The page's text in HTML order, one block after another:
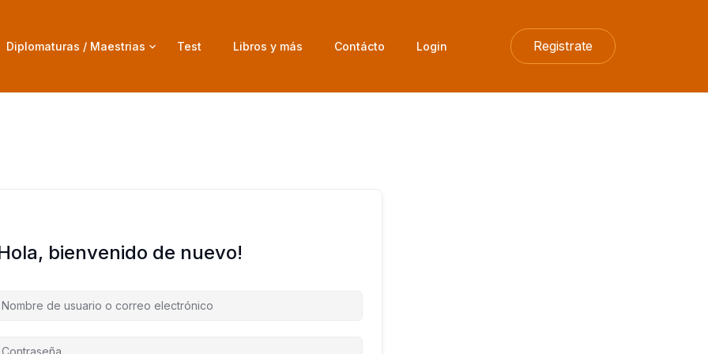
Diplomaturas / Maestrias Test Libros y más Contácto Login Registrate
bienvenido de nuevo!